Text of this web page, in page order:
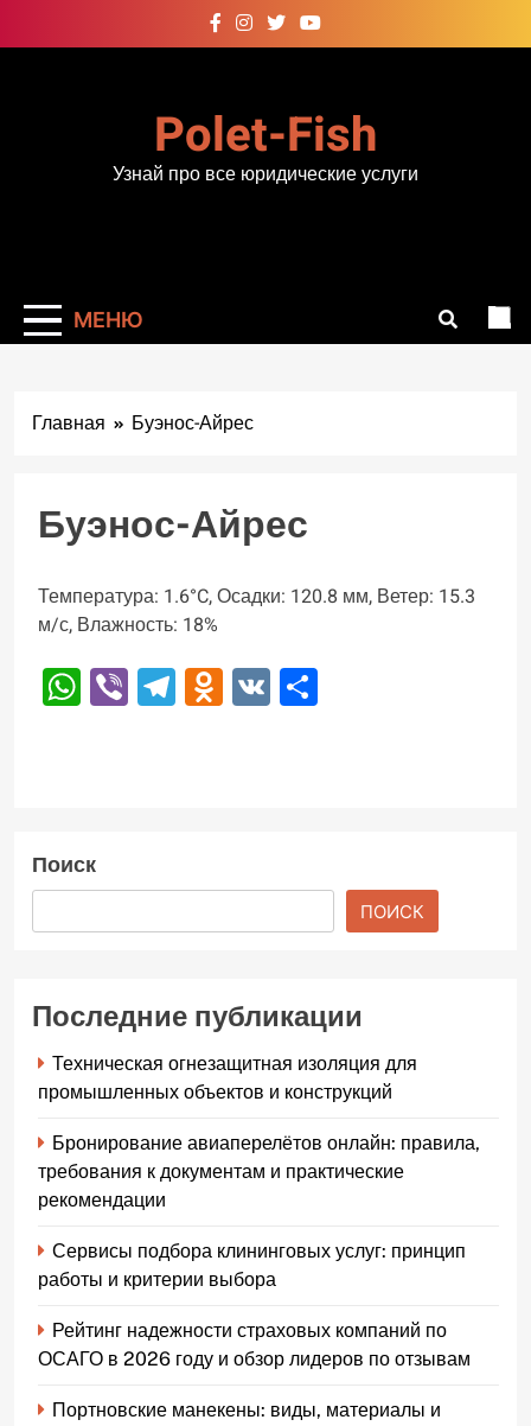
к
Polet-Fish
Узнай про все юридические услуги
МЕНЮ
Главная Буэнос-Айрес
Буэнос-Айрес
Температура: 1.6°C, Осадки: 120.8 мм, Ветер: 15.3
м/с, Влажность: 18%
WhatsApp
ViberTelegram
Odnoklassniki
VK
Поиск
ПОИСК
Последние публикации
Техническая огнезащитная изоляция для
промышленных объектов и конструкций
Бронирование авиаперелётов онлайн: правила,
требования к документам и практические
рекомендации
Сервисы подбора клининговых услуг: принцип
работы и критерии выбора
Рейтинг надежности страховых компаний по
ОСАГО в 2026 году и обзор лидеров по отзывам
Портновские манекены: виды, материалы и